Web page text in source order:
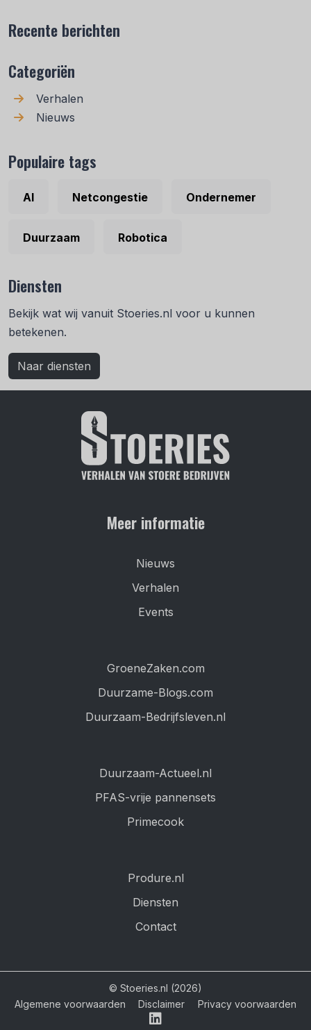
Recente berichten
Categoriën
Verhalen
Nieuws
Populaire tags
AI Netcongestie Ondernemer
Duurzaam Robotica
Diensten
Bekijk wat wij vanuit Stoeries.nl voor u kunnen
betekenen.
Naar diensten
Meer informatie
Nieuws
Verhalen
Events
GroeneZaken.com
Duurzame-Blogs.com
Duurzaam-Bedrijfsleven.nl
Duurzaam-Actueel.nl
PFAS-vrije pannensets
Primecook
Produre.nl
Diensten
Contact
© Stoeries.nl (2026)
Algemene voorwaarden
Disclaimer Privacy voorwaarden